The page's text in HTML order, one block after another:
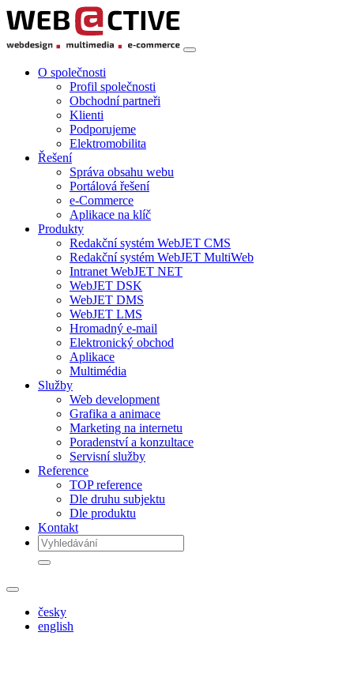
O společnosti
Profil společnosti
Obchodní partneři
Klienti
Podporujeme
Elektromobilita
Řešení
Správa obsahu webu
Portálová řešení
e-Commerce
Aplikace na klíč
Produkty
Redakční systém WebJET CMS
Redakční systém WebJET MultiWeb
Intranet WebJET NET
WebJET DSK
WebJET DMS
WebJET LMS
Hromadný e-mail
Elektronický obchod
Aplikace
Multimédia
Služby
Web development
Grafika a animace
Marketing na internetu
Poradenství a konzultace
Servisní služby
Reference
TOP reference
Dle druhu subjektu
Dle produktu
Kontakt
česky
english